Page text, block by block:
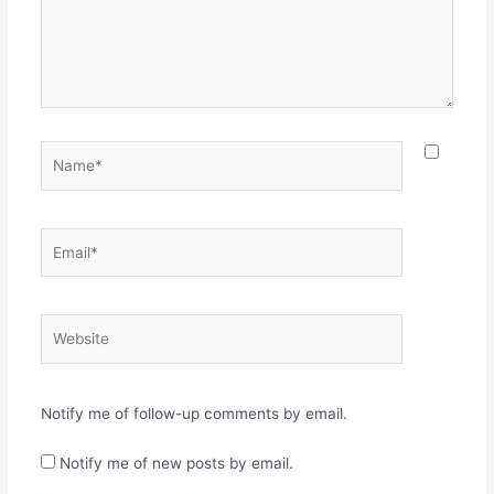
Notify me of follow-up comments by email.
Notify me of new posts by email.